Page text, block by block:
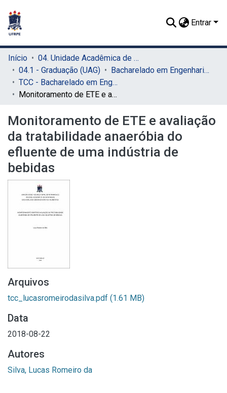
Entrar
Início
04. Unidade Acadêmica de Garanhuns (UAG)
04.1 - Graduação (UAG)
Bacharelado em Engenharia de Alimentos (UAG)
TCC - Bacharelado em Engenharia de Alimentos (UAG)
Monitoramento de ETE e avaliação da tratabilidade anaeróbia do efluente de uma indústria de bebidas
Monitoramento de ETE e avaliação
da tratabilidade anaeróbia do
efluente de uma indústria de
bebidas
Arquivos
tcc_lucasromeirodasilva.pdf (1.61 MB)
Data
2018-08-22
Autores
Silva, Lucas Romeiro da